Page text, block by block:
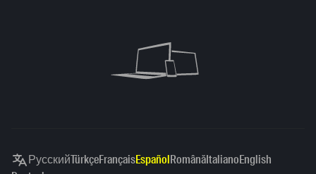
РусскийTürkçeFrançaisEspañolRomânăItalianoEnglish